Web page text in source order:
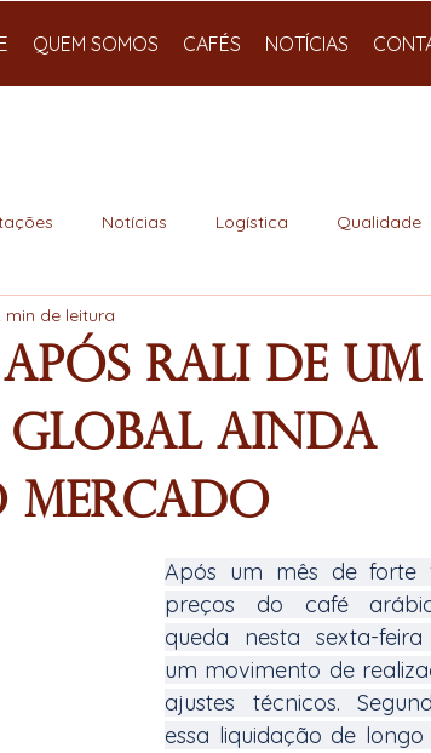
QUEM SOMOS CAFÉS NOTÍCIAS
Notícias Logística Qualidade
rali de um
global ainda
mercado
min de leitura
Após um mês de forte
preços do café
queda nesta sexta-feira
um movimento de
ajustes técnicos.
essa liquidação de